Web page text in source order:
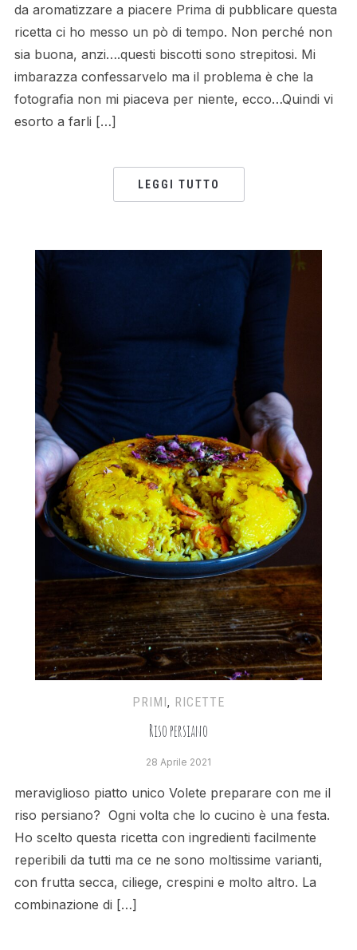
da aromatizzare a piacere Prima di pubblicare questa
ricetta ci ho messo un pò di tempo. Non perché non
sia buona, anzi….questi biscotti sono strepitosi. Mi
imbarazza confessarvelo ma il problema è che la
fotografia non mi piaceva per niente, ecco…Quindi vi
esorto a farli […]
LEGGI TUTTO
PRIMI, RICETTE
Riso persiano
28 Aprile 2021
meraviglioso piatto unico Volete preparare con me il
riso persiano? Ogni volta che lo cucino è una festa.
Ho scelto questa ricetta con ingredienti facilmente
reperibili da tutti ma ce ne sono moltissime varianti,
con frutta secca, ciliege, crespini e molto altro. La
combinazione di […]